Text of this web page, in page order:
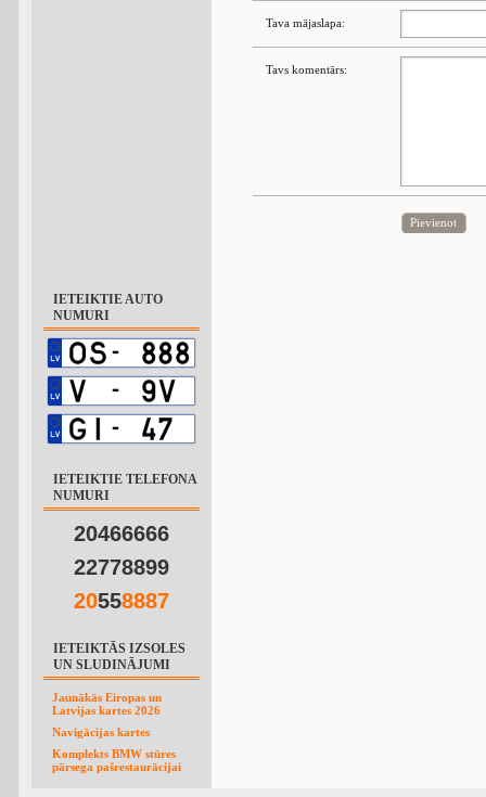
IETEIKTIE AUTO
NUMURI
IETEIKTIE TELEFONA
NUMURI
20466666
22778899
20558887
IETEIKTĀS IZSOLES
UN SLUDINĀJUMI
Jaunākās Eiropas un
Latvijas kartes 2026
Navigācijas kartes
Komplekts BMW stūres
pārsega pašrestaurācijai
Tava mājaslapa:
Tavs komentārs:
Pievienot